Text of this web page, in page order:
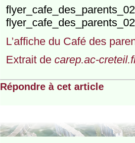
L’affiche du Café des
Extrait de carep.ac-
Répondre à cet article